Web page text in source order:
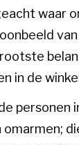
waar
in de
personen